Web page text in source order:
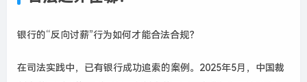
银行的“反向讨薪”行为如何才能合法合规？
在司法实践中，已有银行成功追索的案例。2025年5月，中国裁